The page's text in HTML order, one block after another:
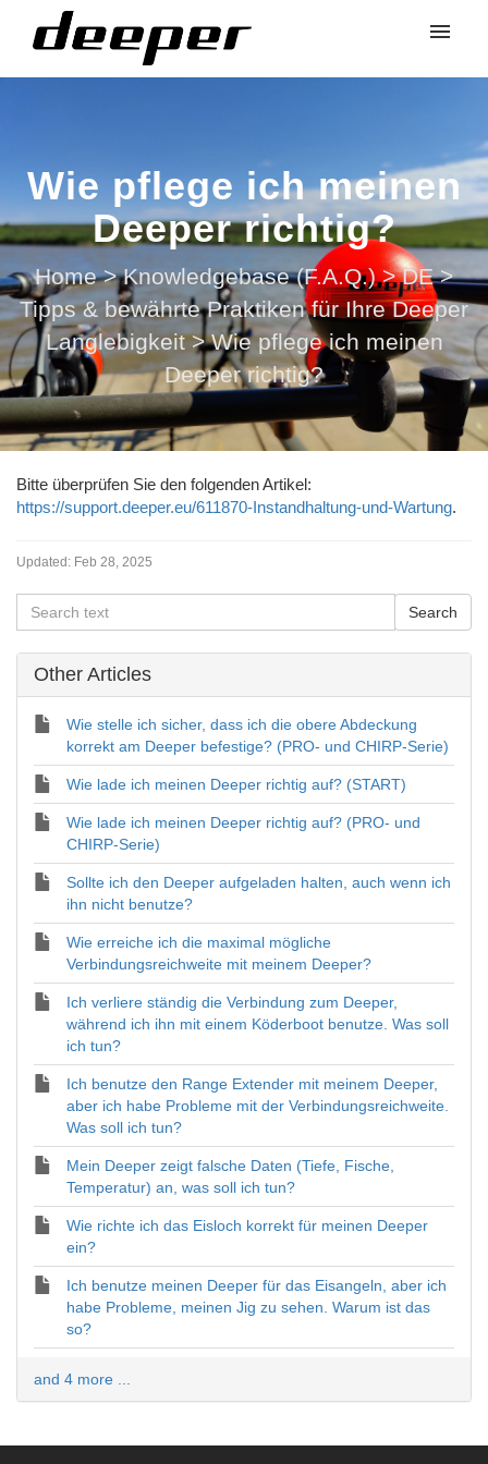
Wie pflege ich meinen
Deeper richtig?
Home > Knowledgebase (F.A.Q.) > DE >
Tipps & bewährte Praktiken für Ihre Deeper
Langlebigkeit > Wie pflege ich meinen
Deeper richtig?
Bitte überprüfen Sie den folgenden Artikel:
https://support.deeper.eu/611870-Instandhaltung-und-Wartung.
Updated: Feb 28, 2025
Other Articles
Wie stelle ich sicher, dass ich die obere Abdeckung
korrekt am Deeper befestige? (PRO- und CHIRP-Serie)
Wie lade ich meinen Deeper richtig auf? (START)
Wie lade ich meinen Deeper richtig auf? (PRO- und
CHIRP-Serie)
Sollte ich den Deeper aufgeladen halten, auch wenn ich
ihn nicht benutze?
Wie erreiche ich die maximal mögliche
Verbindungsreichweite mit meinem Deeper?
Ich verliere ständig die Verbindung zum Deeper,
während ich ihn mit einem Köderboot benutze. Was soll
ich tun?
Ich benutze den Range Extender mit meinem Deeper,
aber ich habe Probleme mit der Verbindungsreichweite.
Was soll ich tun?
Mein Deeper zeigt falsche Daten (Tiefe, Fische,
Temperatur) an, was soll ich tun?
Wie richte ich das Eisloch korrekt für meinen Deeper
ein?
Ich benutze meinen Deeper für das Eisangeln, aber ich
habe Probleme, meinen Jig zu sehen. Warum ist das
so?
and 4 more ...